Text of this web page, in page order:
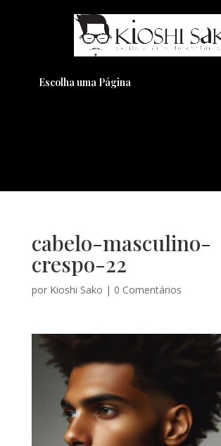
Escolha uma Página
cabelo-masculino-
crespo-22
por Kioshi Sako | 0 Comentários
Pensando em
Visual??